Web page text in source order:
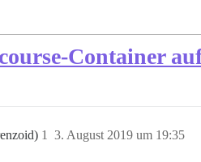
Container
3. August 2019 um 19:35
1